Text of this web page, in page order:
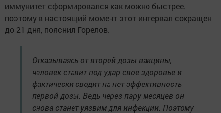
иммунитет сформировался как можно быстрее,
поэтому в настоящий момент этот интервал сокращен
до 21 дня, пояснил Горелов.
Отказываясь от второй дозы вакцины,
человек ставит под удар свое здоровье и
фактически сводит на нет эффективность
первой дозы. Ведь через пару месяцев он
снова станет уязвим для инфекции. Поэтому